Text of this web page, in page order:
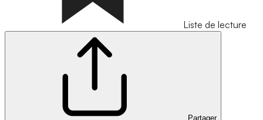
Liste de lecture
Partager